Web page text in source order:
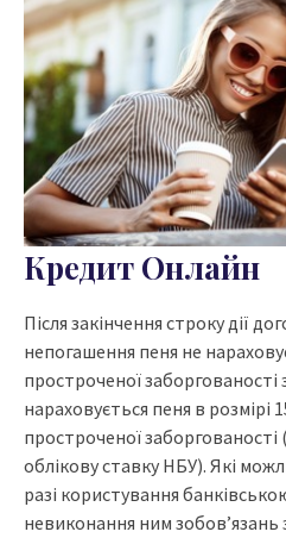
Кредит Онлайн
Після закінчення строку дії
непогашення пеня не
простроченої
нараховується пеня в розмірі
простроченої заборгованості
облікову ставку НБУ). Які
разі користування
невиконання ним зобов’язань